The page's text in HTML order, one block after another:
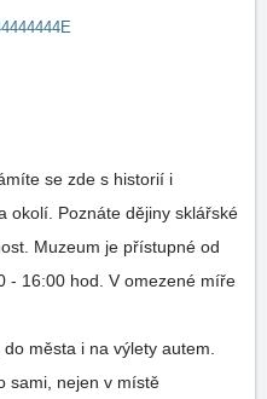
se zde s historií i
okolí. Poznáte dějiny sklářské
Muzeum je přístupné od
- 16:00 hod. V omezené míře
města i na výlety autem.
sami, nejen v místě